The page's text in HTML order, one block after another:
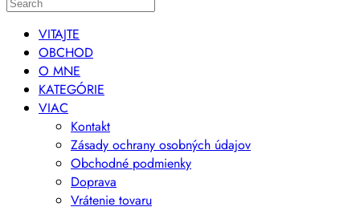
VITAJTE
OBCHOD
O MNE
KATEGÓRIE
VIAC
Kontakt
Zásady ochrany osobných údajov
Obchodné podmienky
Doprava
Vrátenie tovaru